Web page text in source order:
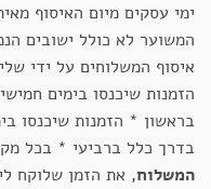
ימי עסקים מיום האיסוף
המשוער לא כולל ישובים
איסוף המשלוחים על ידי
בדרך כלל ברביעי * בכל
המשלוח, את הזמן שלוקח